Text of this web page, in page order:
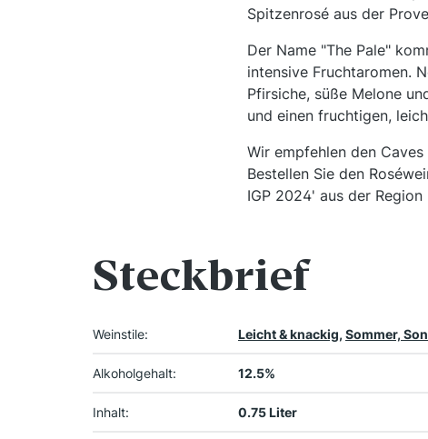
Spitzenrosé aus der
Der Name "The Pale"
intensive Fruchtaromen.
Pfirsiche, süße Melone
und einen fruchtigen,
Wir empfehlen den
Bestellen Sie den
IGP 2024' aus der
Steckbrief
Weinstile: Leicht & knackig, Sommer,
Alkoholgehalt: 12.5%
Inhalt: 0.75 Liter